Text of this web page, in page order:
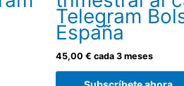
Telegram
España
45,00 € cada 3 meses